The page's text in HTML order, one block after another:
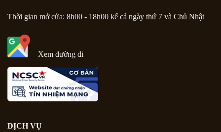
Thời gian mở cửa: 8h00 - 18h00 kể cả ngày thứ 7 và Chủ Nhật
Xem đường đi
DỊCH VỤ